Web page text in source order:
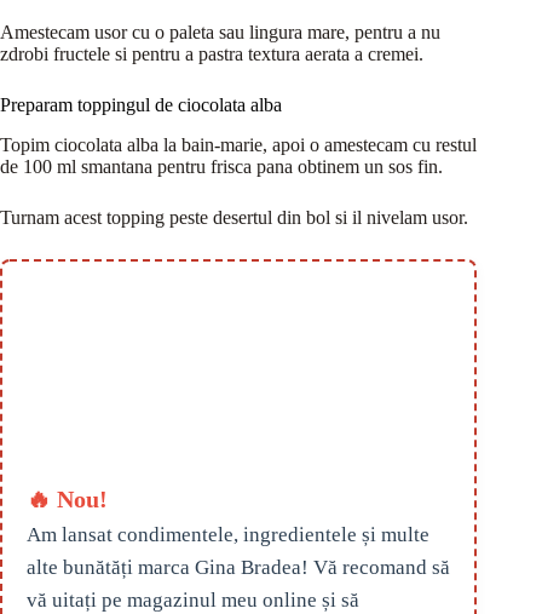
Amestecam usor cu o paleta sau lingura mare, pentru a nu
zdrobi fructele si pentru a pastra textura aerata a cremei.
Preparam toppingul de ciocolata alba
Topim ciocolata alba la bain-marie, apoi o amestecam cu restul
de 100 ml smantana pentru frisca pana obtinem un sos fin.
Turnam acest topping peste desertul din bol si il nivelam usor.
🔥 Nou!
Am lansat condimentele, ingredientele și multe
alte bunătăți marca Gina Bradea! Vă recomand să
vă uitați pe magazinul meu online și să